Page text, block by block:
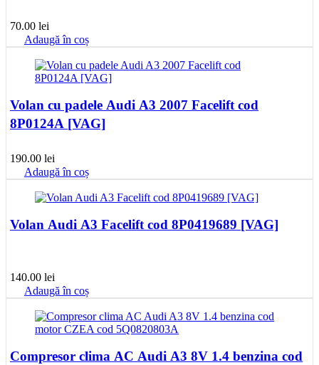
70.00 lei
Adaugă în coș
Volan cu padele Audi A3 2007 Facelift cod
8P0124A [VAG]
190.00 lei
Adaugă în coș
Volan Audi A3 Facelift cod 8P0419689 [VAG]
140.00 lei
Adaugă în coș
Compresor clima AC Audi A3 8V 1.4 benzina cod